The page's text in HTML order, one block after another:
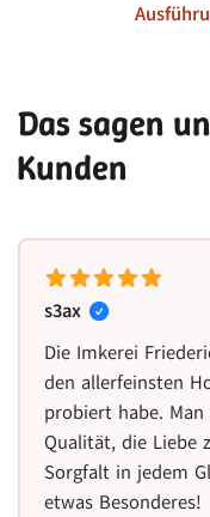
Das sagen
Kunden
s3ax
Die Imkerei
den allerfeinsten
probiert habe.
Qualität, die Liebe
Sorgfalt in jedem
etwas Besonderes!